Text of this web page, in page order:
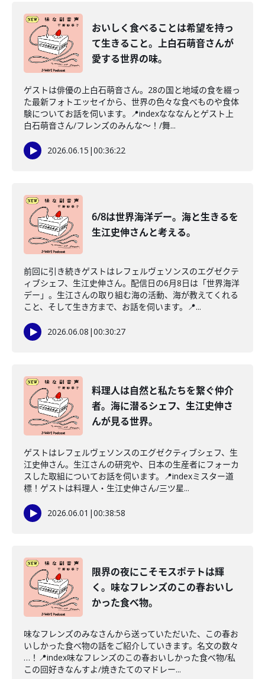
おいしく食べることは希望を持っ
て生きること。上白石萌音さんが
愛する世界の味。
ゲストは俳優の上白石萌音さん。28の国と地域の食を綴っ
た最新フォトエッセイから、世界の色々な食べものや食体
験についてお話を伺います。📍indexなななんとゲスト上
白石萌音さん/フレンズのみんな〜！/舞...
2026.06.15 |00:36:22
6/8は世界海洋デー。海と生きるを
生江史伸さんと考える。
前回に引き続きゲストはレフェルヴェソンスのエグゼクテ
ィブシェフ、生江史伸さん。配信日の6月8日は「世界海洋
デー」。生江さんの取り組む海の活動、海が教えてくれる
こと、そして生き方まで、お話を伺います。📍...
2026.06.08 |00:30:27
料理人は自然と私たちを繋ぐ仲介
者。海に潜るシェフ、生江史伸さ
んが見る世界。
ゲストはレフェルヴェソンスのエグゼクティブシェフ、生
江史伸さん。生江さんの研究や、日本の生産者にフォーカ
スした取組についてお話を伺います。📍indexミスター道
標！ゲストは料理人・生江史伸さん/三ツ星...
2026.06.01 |00:38:58
限界の夜にこそモスポテトは輝
く。味なフレンズのこの春おいし
かった食べ物。
味なフレンズのみなさんから送っていただいた、この春お
いしかった食べ物の話をご紹介していきます。名文の数々
…！📍index味なフレンズのこの春おいしかった食べ物/私
この回好きなんすよ/焼きたてのマドレー...